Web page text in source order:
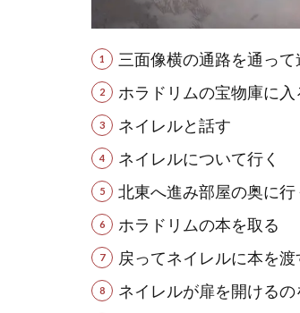
三面像横の通路を通って
ホラドリムの宝物庫に入
ネイレルと話す
ネイレルについて行く
北東へ進み部屋の奥に行
ホラドリムの本を取る
戻ってネイレルに本を渡
ネイレルが扉を開けるの